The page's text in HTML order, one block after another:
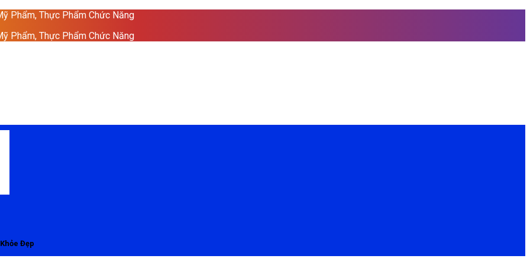
Phẩm, Thực Phẩm Chức Năng
Phẩm, Thực Phẩm Chức Năng
Đẹp